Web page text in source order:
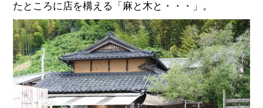
たところに店を構える「麻と木と・・・」。